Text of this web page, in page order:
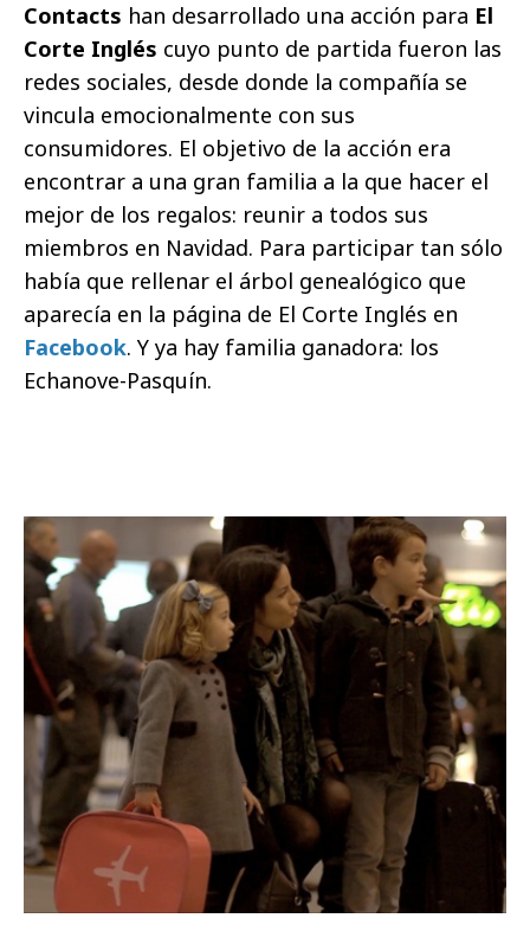
Contacts han desarrollado una acción para El
Corte Inglés cuyo punto de partida fueron las
redes sociales, desde donde la compañía se
vincula emocionalmente con sus
consumidores. El objetivo de la acción era
encontrar a una gran familia a la que hacer el
mejor de los regalos: reunir a todos sus
miembros en Navidad. Para participar tan sólo
había que rellenar el árbol genealógico que
aparecía en la página de El Corte Inglés en
Facebook. Y ya hay familia ganadora: los
Echanove-Pasquín.